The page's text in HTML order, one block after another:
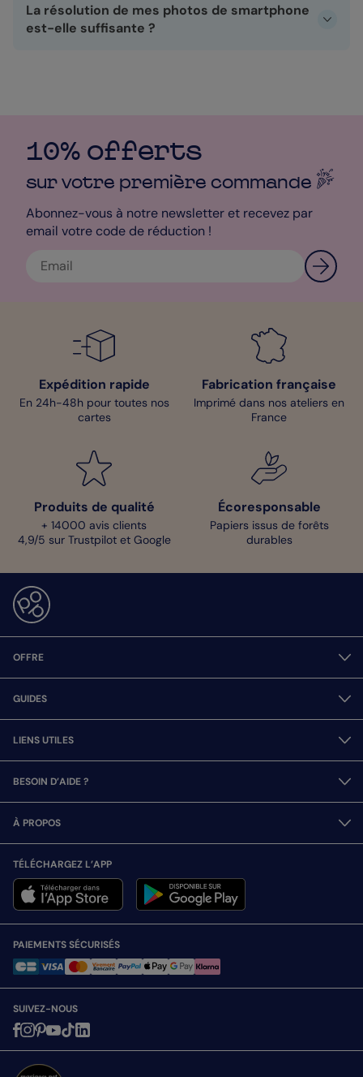
exemplaire est imprimé puis expédié individuellement avec
le même soin.
La résolution de mes photos de smartphone
est-elle suffisante ?
10% offerts
sur votre première commande
Abonnez-vous à notre newsletter et recevez par
email votre code de réduction !
Expédition rapide
En 24h-48h pour toutes nos
cartes
Fabrication française
Imprimé dans nos ateliers en
France
Produits de qualité
+ 14000 avis clients
4,9/5 sur Trustpilot et Google
Écoresponsable
Papiers issus de forêts
durables
OFFRE
GUIDES
LIENS UTILES
BESOIN D’AIDE ?
À PROPOS
TÉLÉCHARGEZ L’APP
PAIEMENTS SÉCURISÉS
SUIVEZ-NOUS